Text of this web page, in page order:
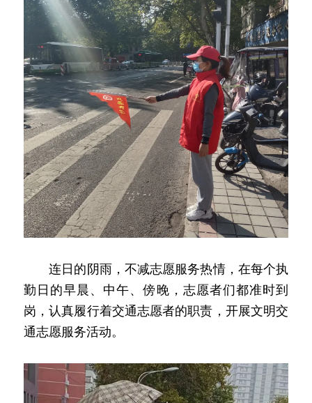
连日的阴雨，不减志愿服务热情，在每个执
勤日的早晨、中午、傍晚，志愿者们都准时到
岗，认真履行着交通志愿者的职责，开展文明交
通志愿服务活动。